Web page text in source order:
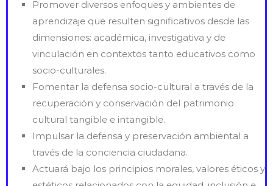
Promover diversos enfoques y ambientes de
aprendizaje que resulten significativos desde las
dimensiones: académica, investigativa y de
vinculación en contextos tanto educativos como
socio-culturales.
Fomentar la defensa socio-cultural a través de la
recuperación y conservación del patrimonio
cultural tangible e intangible.
Impulsar la defensa y preservación ambiental a
través de la conciencia ciudadana.
Actuará bajo los principios morales, valores éticos y